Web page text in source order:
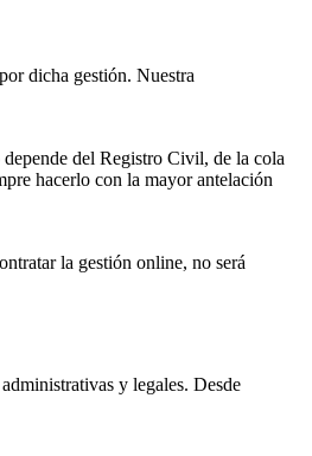
dicha gestión. Nuestra
del Registro Civil, de la cola
hacerlo con la mayor antelación
la gestión online, no será
y legales. Desde